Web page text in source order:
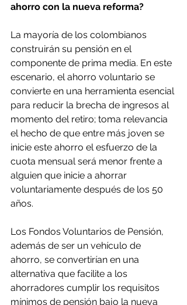
ahorro con la nueva reforma?
La mayoría de los colombianos
construirán su pensión en el
componente de prima media. En este
escenario, el ahorro voluntario se
convierte en una herramienta esencial
para reducir la brecha de ingresos al
momento del retiro; toma relevancia
el hecho de que entre más joven se
inicie este ahorro el esfuerzo de la
cuota mensual será menor frente a
alguien que inicie a ahorrar
voluntariamente después de los 50
años.
Los Fondos Voluntarios de Pensión,
además de ser un vehículo de
ahorro, se convertirían en una
alternativa que facilite a los
ahorradores cumplir los requisitos
mínimos de pensión bajo la nueva